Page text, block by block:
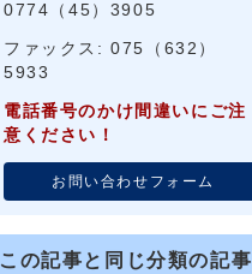
0774（45）3905
ファックス: 075（632）
5933
電話番号のかけ間違いにご注
意ください！
お問い合わせフォーム
この記事と同じ分類の記事